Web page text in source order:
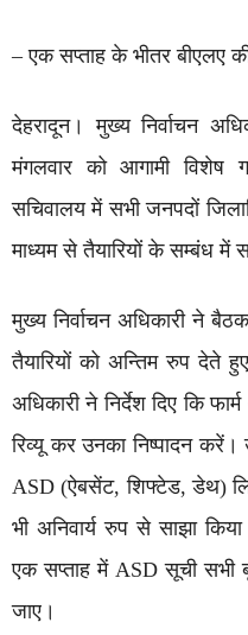
– एक सप्ताह के भीतर बीएलए
देहरादून। मुख्य निर्वाचन
मंगलवार को आगामी विशेष
सचिवालय में सभी जनपदों
माध्यम से तैयारियों के सम्बंध में
मुख्य निर्वाचन अधिकारी ने
तैयारियों को अन्तिम रुप देते
अधिकारी ने निर्देश दिए कि
रिव्यू कर उनका निष्पादन
ASD (ऐबसेंट, शिफ्टेड, डेथ)
भी अनिवार्य रुप से साझा
एक सप्ताह में ASD सूची
जाए।